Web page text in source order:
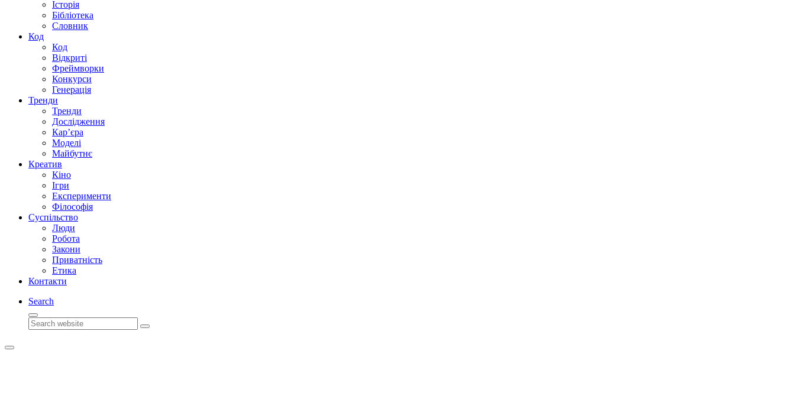
Історія
Бібліотека
Словник
Код
Код
Відкриті
Фреймворки
Конкурси
Генерація
Тренди
Тренди
Дослідження
Кар’єра
Моделі
Майбутнє
Креатив
Кіно
Ігри
Експерименти
Філософія
Суспільство
Люди
Робота
Закони
Приватність
Етика
Контакти
Search
Search